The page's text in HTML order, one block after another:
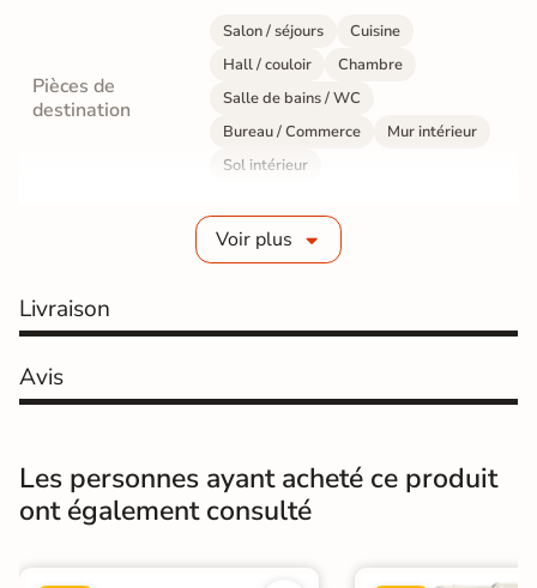
Pièces de
destination
Salon / séjours
Cuisine
Hall / couloir
Chambre
Salle de bains / WC
Bureau / Commerce
Mur intérieur
Sol intérieur
Grès cérame émaillé
Résistance à
Gr4 - Très résistant
Masse colorée Non
rectifié
Finition Poli Effet miroir
Surface Lisse
Voir plus
Livraison
Avis
Les personnes ayant acheté ce produit
ont également consulté